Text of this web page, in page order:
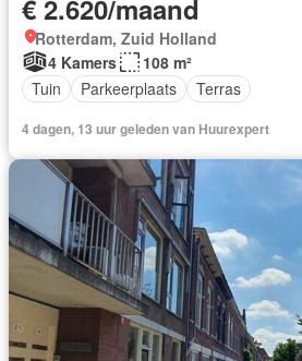
€ 2.620/maand
Rotterdam, Zuid Holland
4 Kamers
108 m²
Tuin
Parkeerplaats Terras
4 dagen, 13 uur geleden van Huurexpert